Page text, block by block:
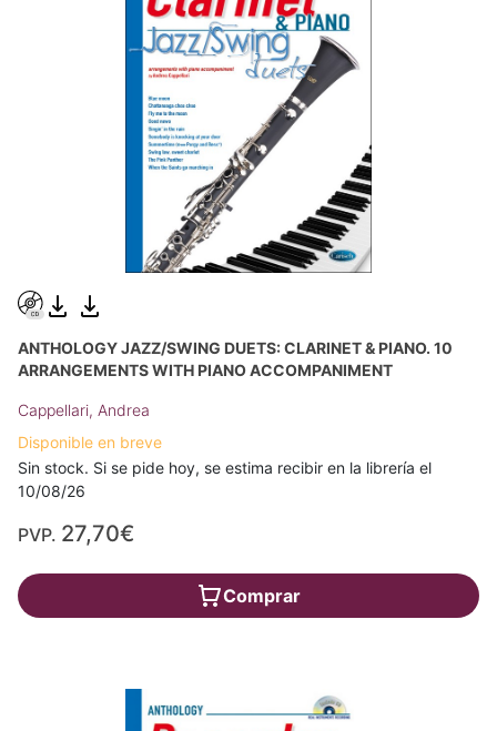
ANTHOLOGY JAZZ/SWING DUETS: CLARINET & PIANO. 10
ARRANGEMENTS WITH PIANO ACCOMPANIMENT
Cappellari, Andrea
Disponible en breve
Sin stock. Si se pide hoy, se estima recibir en la librería el
10/08/26
PVP. 27,70€
Comprar